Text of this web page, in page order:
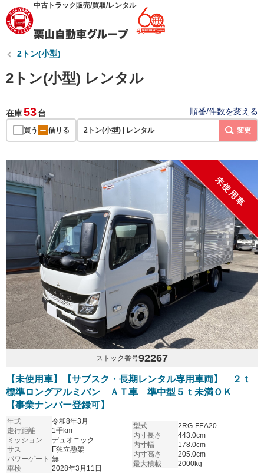
中古トラック販売/買取/レンタル
2トン(小型)
2トン(小型) レンタル
在庫53台 順番/件数を変える
買う 借りる 2トン(小型) | レンタル 変更
未使用車
ストック番号92267
【未使用車】【サブスク・長期レンタル専用車両】 ２ｔ
標準ロングアルミバン ＡＴ車 準中型５ｔ未満ＯＫ
【事業ナンバー登録可】
年式
令和8年3月
走行距離
1千km
ミッション
デュオニック
サス
F独立懸架
パワーゲート 無
車検
2028年3月11日
型式
2RG-FEA20
内寸長さ
443.0cm
内寸幅
178.0cm
内寸高さ
205.0cm
最大積載
2000kg